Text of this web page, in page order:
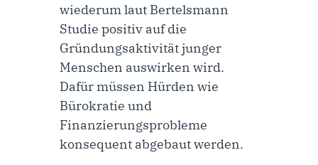
wiederum laut Bertelsmann
Studie positiv auf die
Gründungsaktivität junger
Menschen auswirken wird.
Dafür müssen Hürden wie
Bürokratie und
Finanzierungsprobleme
konsequent abgebaut werden.